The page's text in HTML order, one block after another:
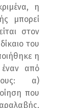
η
μπορεί
στον
του
η
έναν από
α)
που